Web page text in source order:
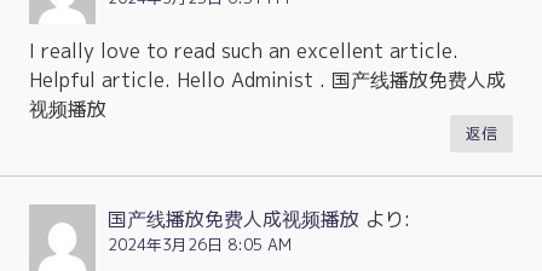
I really love to read such an excellent article.
Helpful article. Hello Administ . 国产线播放免费人成
视频播放
返信
国产线播放免费人成视频播放 より:
2024年3月26日 8:05 AM